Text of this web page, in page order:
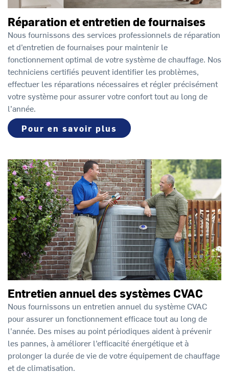
Réparation et entretien de fournaises
Nous fournissons des services professionnels de réparation
et d’entretien de fournaises pour maintenir le
fonctionnement optimal de votre système de chauffage. Nos
techniciens certifiés peuvent identifier les problèmes,
effectuer les réparations nécessaires et régler précisément
votre système pour assurer votre confort tout au long de
l’année.
Pour en savoir plus
Entretien annuel des systèmes CVAC
Nous fournissons un entretien annuel du système CVAC
pour assurer un fonctionnement efficace tout au long de
l’année. Des mises au point périodiques aident à prévenir
les pannes, à améliorer l’efficacité énergétique et à
prolonger la durée de vie de votre équipement de chauffage
et de climatisation.